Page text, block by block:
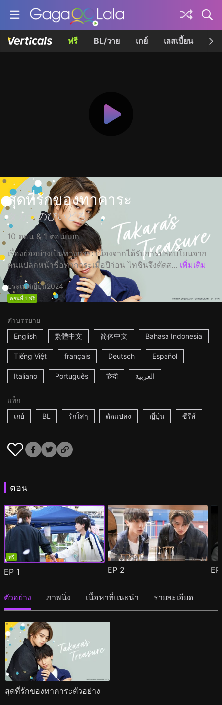
ฟรี BL/วาย เกย์ เลสเบี้ยน เค
สุดที่รักของทาคาระ
タカラのびいどろ
10 ตอน & 1 ตอนแยก
เรื่องย่ออย่างเป็นทางการ: เนื่องจากได้รับการปลอบโยนจาก
คนแปลกหน้าชื่อทาการะเมื่อปีก่อน ไทชินจึงตัดส... เพิ่มเติม
ประเทศญี่ปุ่น2024
ตอนที่ 1 ฟรี
คำบรรยาย
English
繁體中文 简体中文 Bahasa Indonesia
Tiếng Việt français Deutsch Español
Italiano Português हिन्दी العربية
แท็ก
เกย์
BL รักใสๆ ดัดแปลง ญี่ปุ่น ซีรีส์
ตอน
ฟรี
EP 1 EP 2
ตัวอย่าง ภาพนิ่ง เนื้อหาที่แนะนำ รายละเอียด
สุดที่รักของทาคาระตัวอย่าง